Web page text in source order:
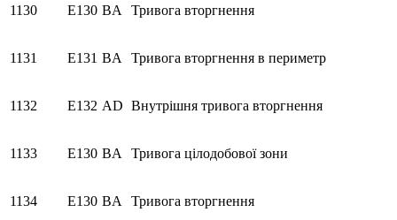
1130 E130 BA Тривога вторгнення
1131 E131 BA Тривога вторгнення в периметр
1132 E132 AD Внутрішня тривога вторгнення
1133 E130 BA Тривога цілодобової зони
1134 E130 BA Тривога вторгнення